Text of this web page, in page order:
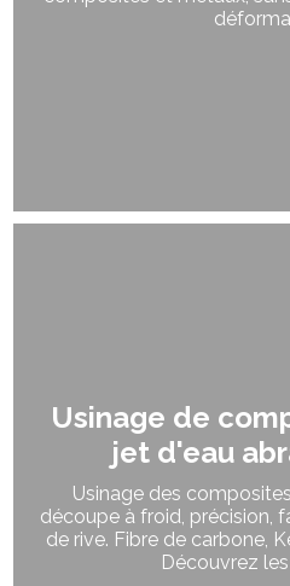
Usinage de
jet d'eau
Usinage des
découpe à froid, précision,
de rive. Fibre de carbone,
Découvrez